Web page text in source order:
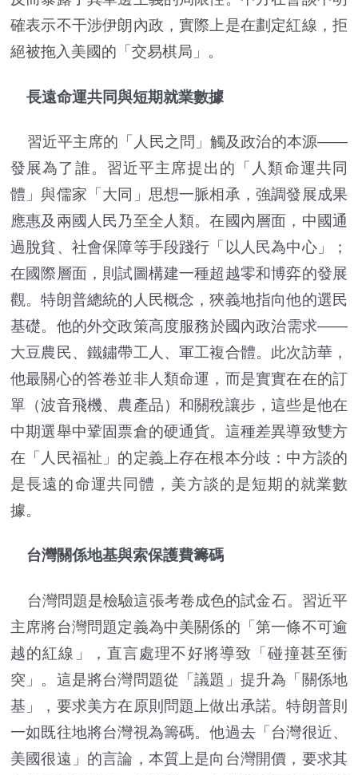
確表示不干涉伊朗內政，實際上是在劃定紅線，拒
絕被拖入美國的「交易棋局」。
長遠命運共同與短期就業數據
習近平主席的「人民之問」觸及政治的本源——
發展為了誰。習近平主席提出的「人類命運共同
體」與儒家「大同」思想一脈相承，強調發展成果
應惠及兩國人民乃至全人類。在國內層面，中國通
過脫貧、社會保障等手段踐行「以人民為中心」；
在國際層面，則試圖構建一種超越零和博弈的發展
觀。特朗普總統的人民概念，狹義地指向他的選民
基礎。他的外交政策高度服務於國內政治需求——
大豆農民、鐵鏽帶工人、軍工複合體。此次訪華，
他最關心的答卷並非人類命運，而是實實在在的訂
單（波音飛機、農產品）和關稅讓步，這些是他在
中期選舉中鞏固票倉的硬通貨。這種差異導致雙方
在「人民福祉」的定義上存在根本分歧：中方談的
是長遠的命運共同體，美方談的是短期的就業數
據。
台灣關係地基與索保護費籌碼
台灣問題是檢驗這張考卷成色的試金石。習近平
主席將台灣問題定義為中美關係的「第一條不可逾
越的紅線」，直言處理不好將導致「碰撞甚至衝
突」。這是將台灣問題從「議題」提升為「關係地
基」，要求美方在原則問題上做出承諾。特朗普則
一如既往地將台灣視為籌碼。他過去「台灣很近、
美國很遠」的言論，本質上是向台灣開價，要求其